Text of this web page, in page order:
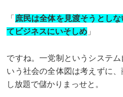
「 庶民は全体を見渡そうとし
てビジネスにいそしめ 」
ですね。一党制というシステ
いう社会の全体図は考えずに
し放題で儲かりまっせと。